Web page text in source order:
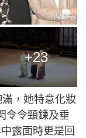
+23
，她特意化妝
令令頸鍊及垂
露面時更是回